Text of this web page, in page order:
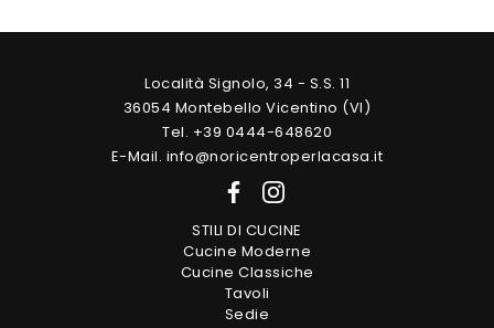
Località Signolo, 34 - S.S. 11
36054 Montebello Vicentino (VI)
Tel. +39 0444-648620
E-Mail. info@noricentroperlacasa.it
STILI DI CUCINE
Cucine Moderne
Cucine Classiche
Tavoli
Sedie